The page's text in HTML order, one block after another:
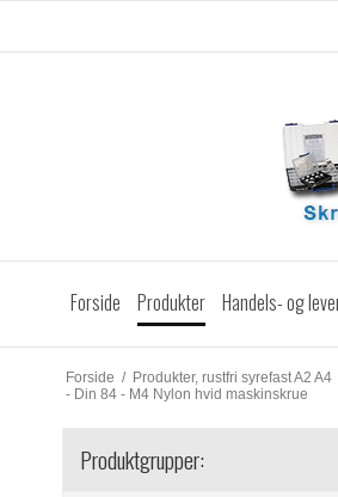
Forside Produkter Handels- og
Forside / Produkter, rustfri syrefast A2 A4
- Din 84 - M4 Nylon hvid maskinskrue
Produktgrupper: